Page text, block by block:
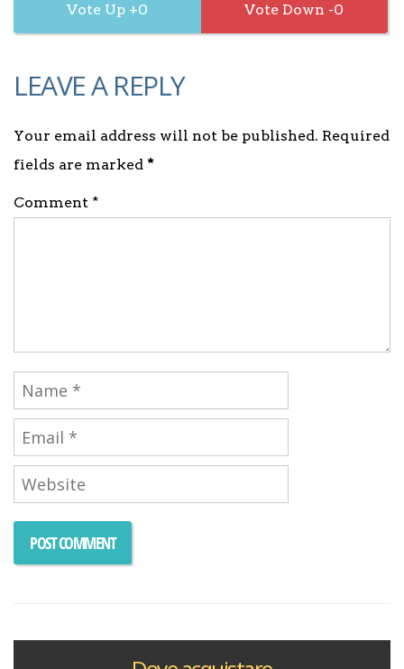
0 0
LEAVE A REPLY
Your email address will not be published. Required
fields are marked *
Comment *